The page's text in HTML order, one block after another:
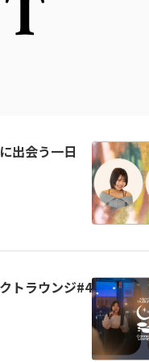
出会う一日
トラウンジ#4